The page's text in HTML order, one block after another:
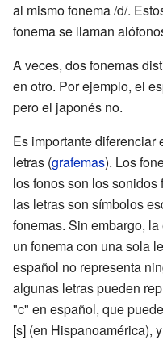
al mismo fonema /d/.
fonema se llaman
A veces, dos fonemas
en otro. Por ejemplo, el
pero el japonés no.
Es importante diferenciar
letras (grafemas). Los
los fonos son los
las letras son símbolos
fonemas. Sin embargo,
un fonema con una sola
español no representa
algunas letras pueden
"c" en español, que
[s] (en Hispanoamérica),